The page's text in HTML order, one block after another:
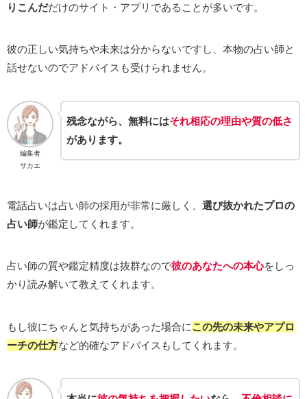
りこんだだけのサイト・アプリであることが多いです。
彼の正しい気持ちや未来は分からないですし、本物の占い師と
話せないのでアドバイスも受けられません。
編集者
サカエ
残念ながら、無料にはそれ相応の理由や質の低さ
があります。
電話占いは占い師の採用が非常に厳しく、 選び抜かれたプロの
占い師が鑑定してくれます。
占い師の質や鑑定精度は抜群なので彼のあなたへの本心をしっ
かり読み解いて教えてくれます。
もし彼にちゃんと気持ちがあった場合にこの先の未来やアプロ
ーチの仕方など的確なアドバイスもしてくれます。